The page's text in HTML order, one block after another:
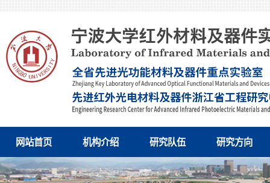
网站首页 机构介绍 研究队伍 研究方向